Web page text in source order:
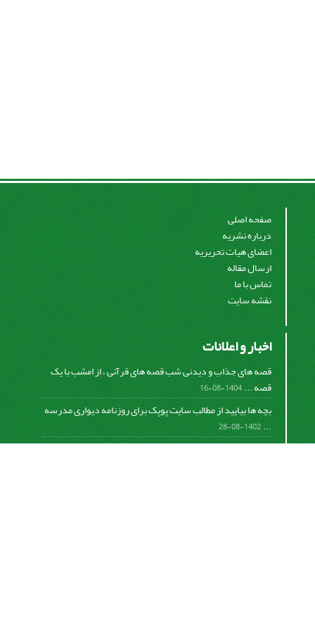
صفحه اصلی
درباره نشریه
اعضای هیات تحریریه
ارسال مقاله
تماس با ما
نقشه سایت
اخبار و اعلانات
قصه های جذاب و دیدنی شب قصه های قرآنی ، از امشب با یک
قصه ...1404-08-16
بچه ها بیایید از مطالب سایت پوپک برای روزنامه دیواری مدرسه
...
1402-08-28